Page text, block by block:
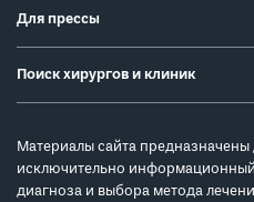
Для прессы
Поиск хирургов и клиник
Материалы сайта
исключительно
диагноза и выбора метода